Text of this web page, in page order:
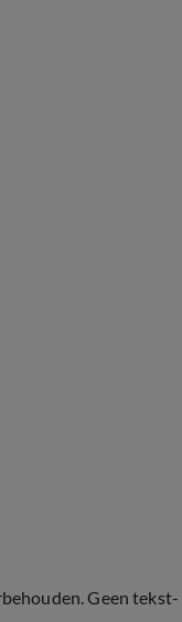
Geen tekst-